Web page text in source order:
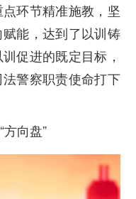
环节精准施教，坚
能，达到了以训铸
促进的既定目标，
警察职责使命打下
向盘”